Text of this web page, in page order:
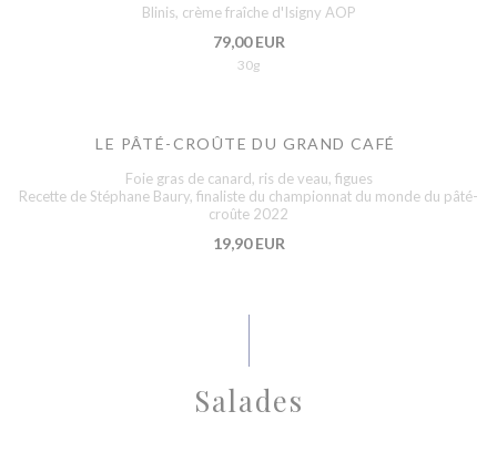
Blinis, crème fraîche d'Isigny AOP
79,00 EUR
30g
LE PÂTÉ-CROÛTE DU GRAND CAFÉ
Foie gras de canard, ris de veau, figues
Recette de Stéphane Baury, finaliste du championnat du monde du pâté-
croûte 2022
19,90 EUR
Salades